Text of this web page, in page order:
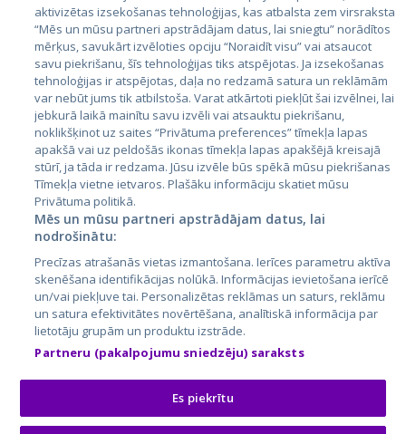
Эстония
Латвия
Литва
City24.lv
City24.ee
GetaPro.lv
GetaPro.ee
Skelbiu.lt
Autoplius.lt
Aruodas.lt
CVbankas.lt
Kainos.lt
Paslaugos.lt
auto24.ee
Osta.ee
KuldneBörs.ee
aktivizētas izsekošanas tehnoloģijas, kas atbalsta zem virsraksta
“Mēs un mūsu partneri apstrādājam datus, lai sniegtu” norādītos
mērķus, savukārt izvēloties opciju “Noraidīt visu” vai atsaucot
savu piekrišanu, šīs tehnoloģijas tiks atspējotas. Ja izsekošanas
tehnoloģijas ir atspējotas, daļa no redzamā satura un reklāmām
var nebūt jums tik atbilstoša. Varat atkārtoti piekļūt šai izvēlnei, lai
jebkurā laikā mainītu savu izvēli vai atsauktu piekrišanu,
noklikšķinot uz saites “Privātuma preferences” tīmekļa lapas
apakšā vai uz peldošās ikonas tīmekļa lapas apakšējā kreisajā
stūrī, ja tāda ir redzama. Jūsu izvēle būs spēkā mūsu piekrišanas
Tīmekļa vietne ietvaros. Plašāku informāciju skatiet mūsu
Privātuma politikā.
Mēs un mūsu partneri apstrādājam datus, lai
nodrošinātu:
Precīzas atrašanās vietas izmantošana. Ierīces parametru aktīva
skenēšana identifikācijas nolūkā. Informācijas ievietošana ierīcē
un/vai piekļuve tai. Personalizētas reklāmas un saturs, reklāmu
un satura efektivitātes novērtēšana, analītiskā informācija par
lietotāju grupām un produktu izstrāde.
Partneru (pakalpojumu sniedzēju) saraksts
Es piekrītu